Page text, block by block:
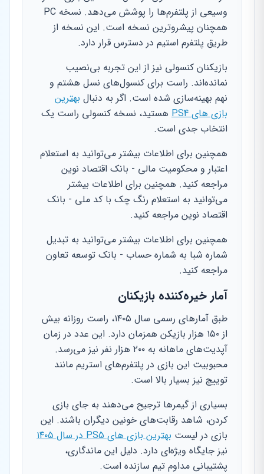
وسیعی از پلتفرم‌ها را پوشش می‌دهد. نسخه PC
همچنان پیشروترین نسخه است. این نسخه از
طریق پلتفرم استیم در دسترس قرار دارد.
بازیکنان کنسولی نیز از این تجربه بی‌نصیب
نمانده‌اند. راست برای کنسول‌های نسل هشتم و
نهم بهینه‌سازی شده است. اگر به دنبال بهترین
بازی های PS4
هستید، نسخه کنسولی راست یک
انتخاب جدی است.
همچنین برای اطلاعات بیشتر می‌توانید به استعلام
اعتبار و محکومیت مالی - بانک اقتصاد نوین
مراجعه کنید. همچنین برای اطلاعات بیشتر
می‌توانید به استعلام رنگ چک با کد ملی - بانک
اقتصاد نوین مراجعه کنید.
همچنین برای اطلاعات بیشتر می‌توانید به تبدیل
شماره شبا به شماره حساب - بانک توسعه تعاون
مراجعه کنید.
آمار خیره‌کننده بازیکنان
طبق آمارهای رسمی سال ۱۴۰۵، راست روزانه بیش
از ۱۵۰ هزار بازیکن همزمان دارد. این عدد در زمان
آپدیت‌های ماهانه به ۲۰۰ هزار نفر نیز می‌رسد.
محبوبیت این بازی در پلتفرم‌های استریم مانند
توییچ نیز بسیار بالا است.
بسیاری از گیمرها ترجیح می‌دهند به جای بازی
کردن، شاهد رقابت‌های خونین دیگران باشند. این
بازی در لیست بهترین بازی های PS5 در سال ۱۴۰۵
نیز جایگاه ویژه‌ای دارد. دلیل این ماندگاری،
پشتیبانی مداوم تیم سازنده است.